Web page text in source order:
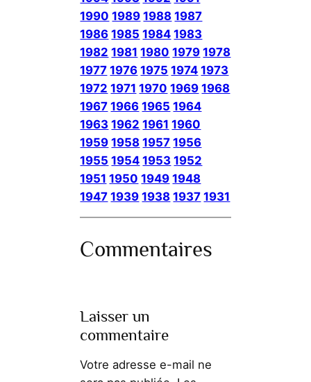
1990 1989 1988 1987
1986 1985 1984 1983
1982 1981 1980 1979 1978
1977 1976 1975 1974 1973
1972 1971 1970 1969 1968
1967 1966 1965 1964
1963 1962 1961 1960
1959 1958 1957 1956
1955 1954 1953 1952
1951 1950 1949 1948
1947 1939 1938 1937 1931
Commentaires
Laisser un
commentaire
Votre adresse e-mail ne